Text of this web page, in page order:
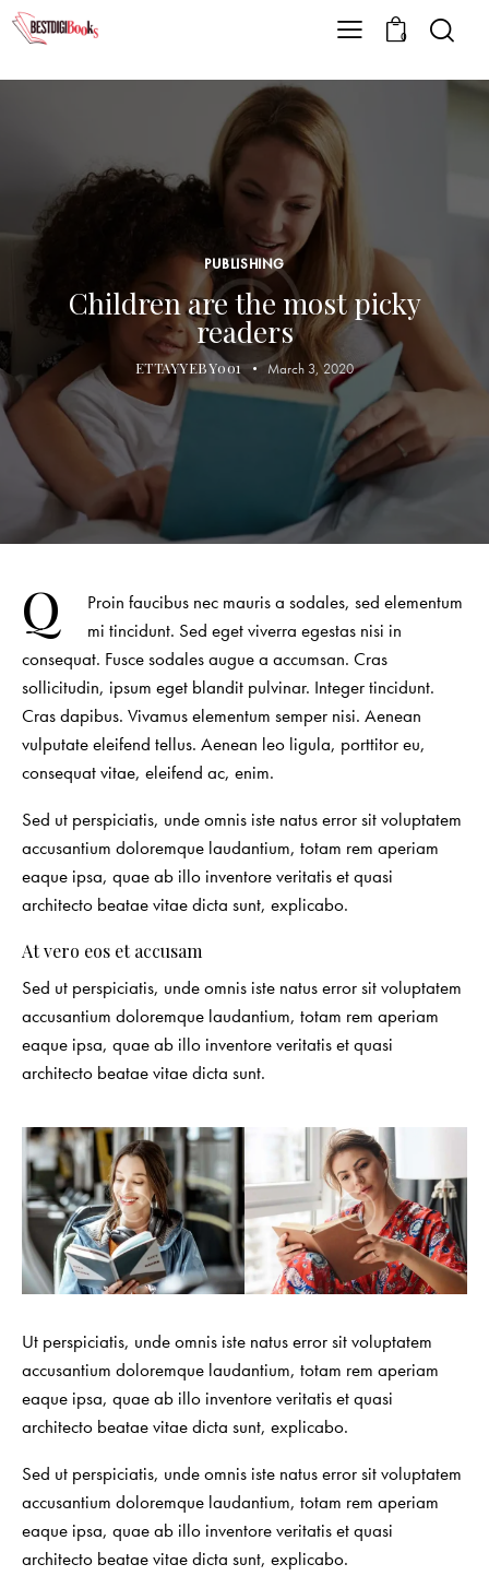
0
PUBLISHING
Children are the most picky
readers
ETTAYYEBY001 March 3, 2020
Q
Proin faucibus nec mauris a sodales, sed elementum
mi tincidunt. Sed eget viverra egestas nisi in
consequat. Fusce sodales augue a accumsan. Cras
sollicitudin, ipsum eget blandit pulvinar. Integer tincidunt.
Cras dapibus. Vivamus elementum semper nisi. Aenean
vulputate eleifend tellus. Aenean leo ligula, porttitor eu,
consequat vitae, eleifend ac, enim.
Sed ut perspiciatis, unde omnis iste natus error sit voluptatem
accusantium doloremque laudantium, totam rem aperiam
eaque ipsa, quae ab illo inventore veritatis et quasi
architecto beatae vitae dicta sunt, explicabo.
At vero eos et accusam
Sed ut perspiciatis, unde omnis iste natus error sit voluptatem
accusantium doloremque laudantium, totam rem aperiam
eaque ipsa, quae ab illo inventore veritatis et quasi
architecto beatae vitae dicta sunt.
Ut perspiciatis, unde omnis iste natus error sit voluptatem
accusantium doloremque laudantium, totam rem aperiam
eaque ipsa, quae ab illo inventore veritatis et quasi
architecto beatae vitae dicta sunt, explicabo.
Sed ut perspiciatis, unde omnis iste natus error sit voluptatem
accusantium doloremque laudantium, totam rem aperiam
eaque ipsa, quae ab illo inventore veritatis et quasi
architecto beatae vitae dicta sunt, explicabo.